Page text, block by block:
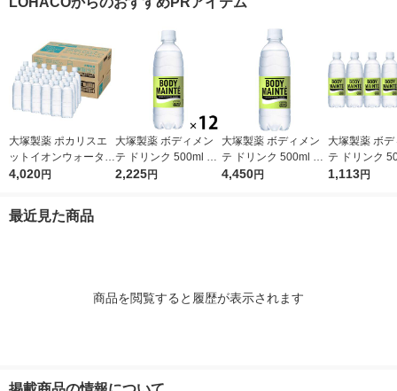
（イチオシ） オリジ
定
大塚製薬 ポカリスエ
ットイオンウォーター
ラベルレスボトル 500
4,020円
大塚製薬 ボディメン
テ ドリンク 500ml 1
セット（12本）
2,225円
大塚製薬 ボディメン
テ ドリンク 500ml 1
箱（24本入）
4,450円
大塚製薬 ボ
テ ドリンク
セット（6本）
1,113円
最近見た商品
商品を閲覧すると履歴が表示されます